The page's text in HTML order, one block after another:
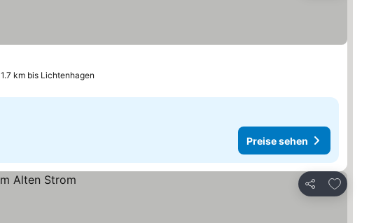
1.7 km bis Lichtenhagen
Preise sehen
Teilen
Zu